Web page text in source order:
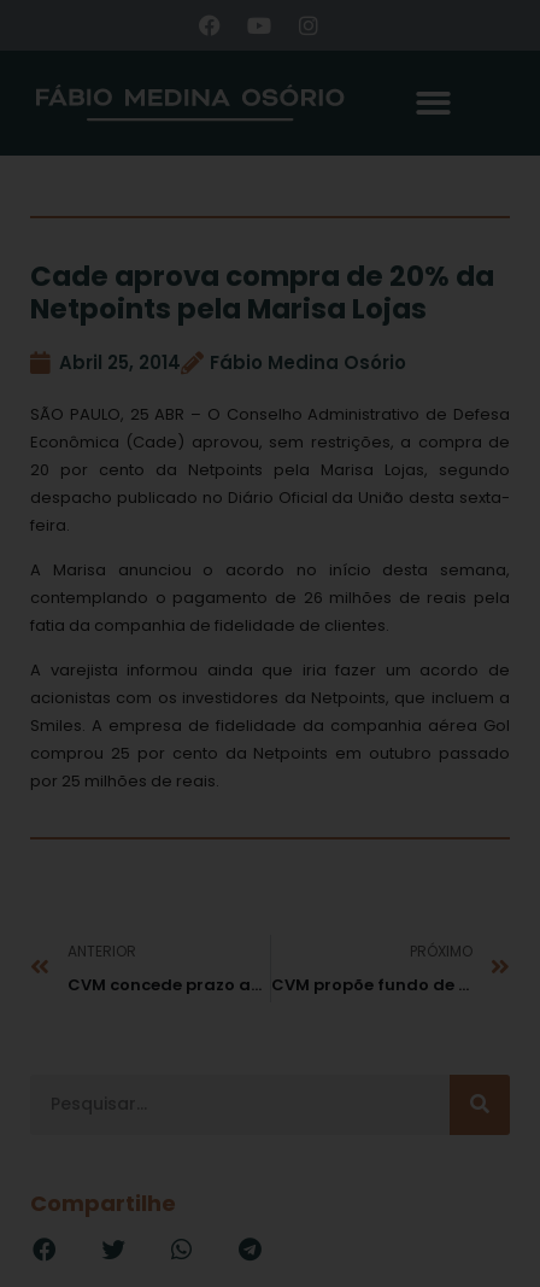
Cade aprova compra de 20% da
Netpoints pela Marisa Lojas
Abril 25, 2014 Fábio Medina Osório
SÃO PAULO, 25 ABR – O Conselho Administrativo de Defesa
Econômica (Cade) aprovou, sem restrições, a compra de
20 por cento da Netpoints pela Marisa Lojas, segundo
despacho publicado no Diário Oficial da União desta sexta-
feira.
A Marisa anunciou o acordo no início desta semana,
contemplando o pagamento de 26 milhões de reais pela
fatia da companhia de fidelidade de clientes.
A varejista informou ainda que iria fazer um acordo de
acionistas com os investidores da Netpoints, que incluem a
Smiles. A empresa de fidelidade da companhia aérea Gol
comprou 25 por cento da Netpoints em outubro passado
por 25 milhões de reais.
ANTERIOR
CVM concede prazo adicional para defesa de ex-administradores do PanAmericano
PRÓXIMO
CVM propõe fundo de investimento para a classe média
Compartilhe